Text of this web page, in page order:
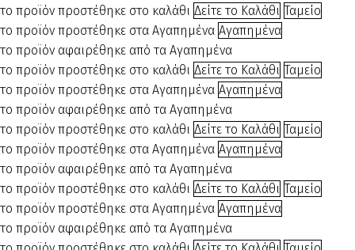
το προϊόν προστέθηκε στο καλάθι Δείτε το Καλάθι Ταμείο
το προϊόν προστέθηκε στα Αγαπημένα Αγαπημένα
το προϊόν αφαιρέθηκε από τα Αγαπημένα
το προϊόν προστέθηκε στο καλάθι Δείτε το Καλάθι Ταμείο
το προϊόν προστέθηκε στα Αγαπημένα Αγαπημένα
το προϊόν αφαιρέθηκε από τα Αγαπημένα
το προϊόν προστέθηκε στο καλάθι Δείτε το Καλάθι Ταμείο
το προϊόν προστέθηκε στα Αγαπημένα Αγαπημένα
το προϊόν αφαιρέθηκε από τα Αγαπημένα
το προϊόν προστέθηκε στο καλάθι Δείτε το Καλάθι Ταμείο
το προϊόν προστέθηκε στα Αγαπημένα Αγαπημένα
το προϊόν αφαιρέθηκε από τα Αγαπημένα